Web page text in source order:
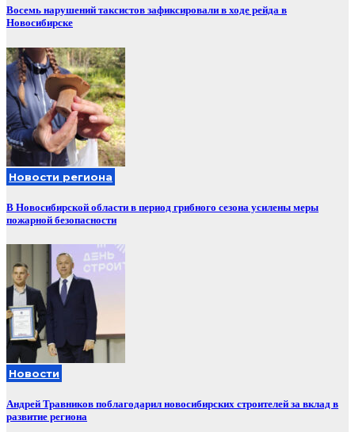
Восемь нарушений таксистов зафиксировали в ходе рейда в
Новосибирске
Новости региона
В Новосибирской области в период грибного сезона усилены меры
пожарной безопасности
Новости
Андрей Травников поблагодарил новосибирских строителей за вклад в
развитие региона